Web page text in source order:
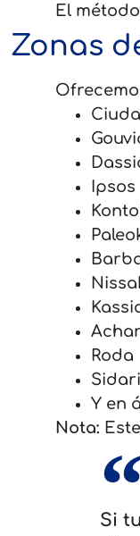
El
Zonas
Ipsos
Roda
Sidari
Y en
Nota:
Si